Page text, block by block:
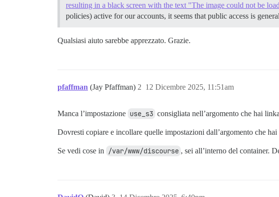
resulting in a black screen with the text "The image could not be
policies) active for our accounts, it seems that public access is
Qualsiasi aiuto sarebbe apprezzato. Grazie.
pfaffman (Jay Pfaffman) 12 Dicembre 2025, 11:51am
2
Manca l’impostazione use_s3 consigliata nell’argomento che hai
Dovresti copiare e incollare quelle impostazioni dall’argomento che
Se vedi cose in /var/www/discourse , sei all’interno del container.